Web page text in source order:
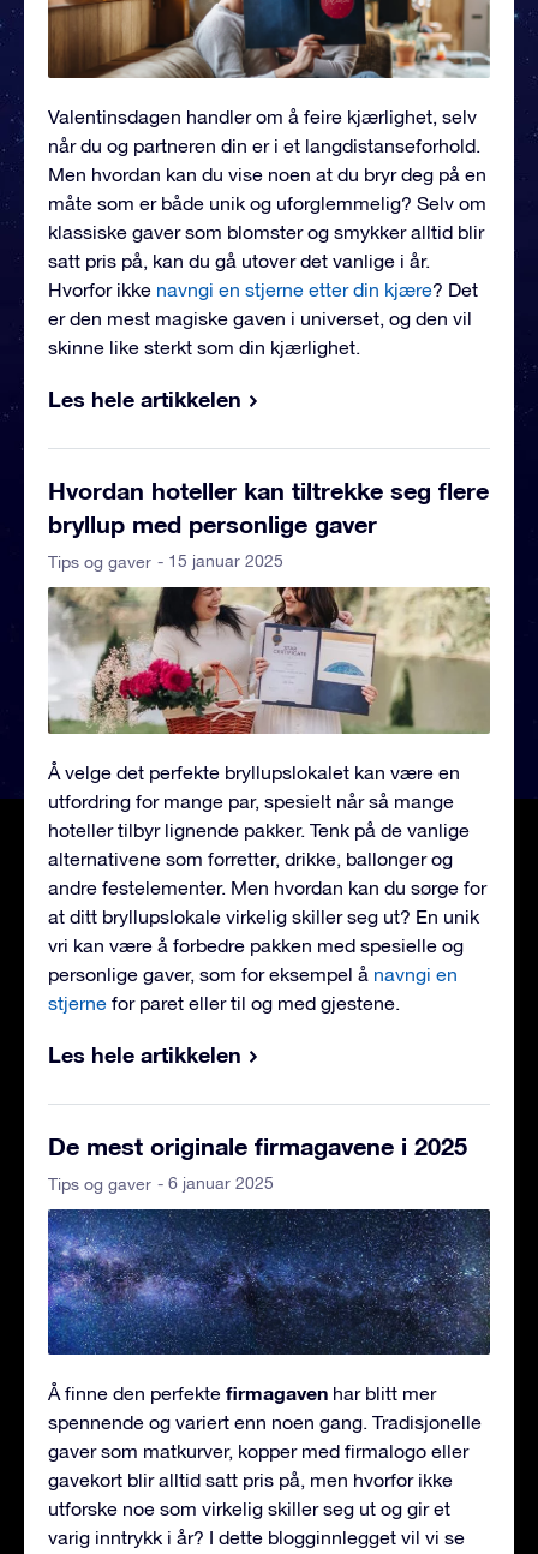
Valentinsdagen handler om å feire kjærlighet, selv
når du og partneren din er i et langdistanseforhold.
Men hvordan kan du vise noen at du bryr deg på en
måte som er både unik og uforglemmelig? Selv om
klassiske gaver som blomster og smykker alltid blir
satt pris på, kan du gå utover det vanlige i år.
Hvorfor ikke navngi en stjerne etter din kjære? Det
er den mest magiske gaven i universet, og den vil
skinne like sterkt som din kjærlighet.
Les hele artikkelen
Hvordan hoteller kan tiltrekke seg flere
bryllup med personlige gaver
Tips og gaver - 15 januar 2025
Å velge det perfekte bryllupslokalet kan være en
utfordring for mange par, spesielt når så mange
hoteller tilbyr lignende pakker. Tenk på de vanlige
alternativene som forretter, drikke, ballonger og
andre festelementer. Men hvordan kan du sørge for
at ditt bryllupslokale virkelig skiller seg ut? En unik
vri kan være å forbedre pakken med spesielle og
personlige gaver, som for eksempel å navngi en
stjerne for paret eller til og med gjestene.
Les hele artikkelen
De mest originale firmagavene i 2025
Tips og gaver - 6 januar 2025
Å finne den perfekte firmagaven har blitt mer
spennende og variert enn noen gang. Tradisjonelle
gaver som matkurver, kopper med firmalogo eller
gavekort blir alltid satt pris på, men hvorfor ikke
utforske noe som virkelig skiller seg ut og gir et
varig inntrykk i år? I dette blogginnlegget vil vi se